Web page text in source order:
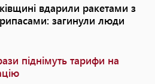
вдарили ракетами з
загинули люди
піднімуть тарифи на